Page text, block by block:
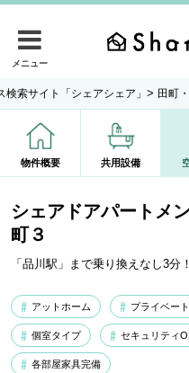
メニュー
検索サイト「シェアシェア」 > 田町
物件概要 共用設備
シェアドアパートメ
町３
「品川駅」まで乗り換えなし3分！
アットホーム プライベー
個室タイプ セキュリティ
各部屋家具完備